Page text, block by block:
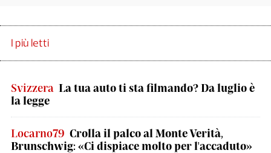
I più letti
Svizzera La tua auto ti sta filmando? Da luglio è
la legge
Locarno79 Crolla il palco al Monte Verità,
Brunschwig: «Ci dispiace molto per l'accaduto»